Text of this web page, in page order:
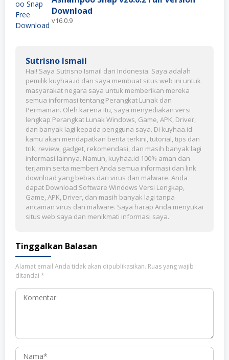
Download
v16.0.9
Sutrisno Ismail
Hai! Saya Sutrisno Ismail dari Indonesia. Saya adalah
pemilik kuyhaa.id dan saya membuat situs web ini untuk
masyarakat negara saya untuk memberikan mereka
semua informasi tentang Perangkat Lunak dan
Permainan. Oleh karena itu, saya menyediakan versi
lengkap Perangkat Lunak Windows, Game, APK, Driver,
dan banyak lagi kepada pengguna saya. Di kuyhaa.id
kamu akan mendapatkan berita terkini, tutorial, tips dan
trik, review, gadget, rekomendasi, dan masih banyak lagi
informasi lainnya. Namun, kuyhaa.id 100% aman dan
terjamin serta memberi Anda semua informasi dan link
download yang bebas dari virus dan malware. Anda
dapat Download Software Windows Versi Lengkap,
Game, APK, Driver, dan masih banyak lagi tanpa
ancaman virus dan malware. Saya harap Anda menyukai
situs web saya dan menikmati informasi saya.
Tinggalkan Balasan
Alamat email Anda tidak akan dipublikasikan. Ruas yang wajib
ditandai *